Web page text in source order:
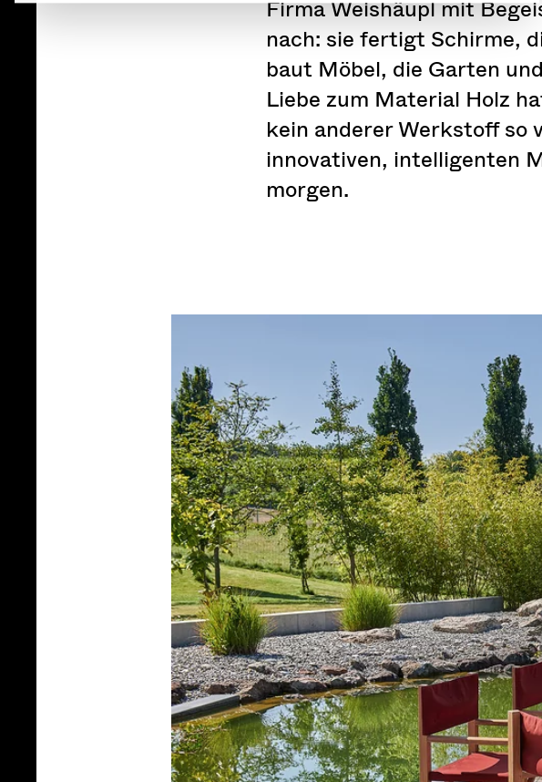
Firma Weishäupl mit
nach: sie fertigt Schirme,
baut Möbel, die Garten
Liebe zum Material Holz
kein anderer Werkstoff so
innovativen, intelligenten
morgen.